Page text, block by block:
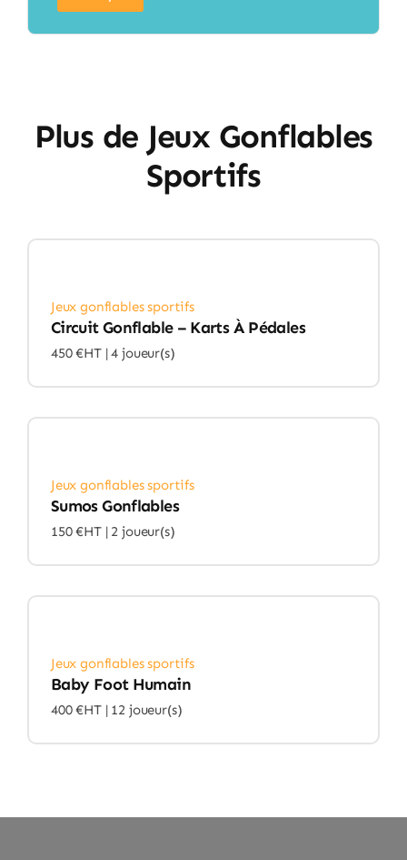
Plus de Jeux Gonflables
Sportifs
Jeux gonflables sportifs
Circuit Gonflable – Karts À Pédales
450 €HT | 4 joueur(s)
Jeux gonflables sportifs
Sumos Gonflables
150 €HT | 2 joueur(s)
Jeux gonflables sportifs
Baby Foot Humain
400 €HT | 12 joueur(s)